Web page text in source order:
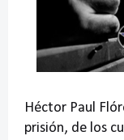
Héctor Paul
prisión, de los